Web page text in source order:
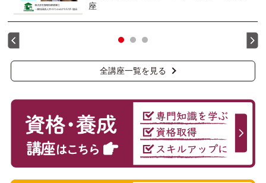
座
全講座一覧を見る